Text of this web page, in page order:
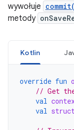
wywołuje
metody
Kotlin
override fun
// Get
val
val